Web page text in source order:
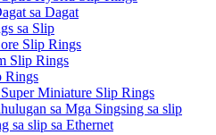
sa Dagat
sa Slip
Slip Rings
Slip Rings
Rings
Miniature Slip Rings
sa Mga Singsing sa slip
sa slip sa Ethernet